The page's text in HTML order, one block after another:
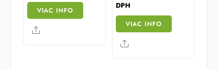
VIAC INFO
Share
was:
148.35 €.
DPH
VIAC INFO
Share